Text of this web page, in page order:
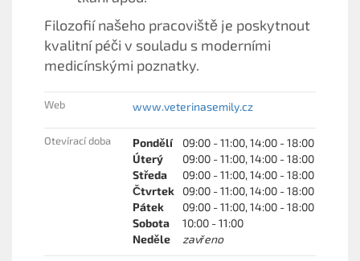
Filozofií našeho pracoviště je poskytnout
kvalitní péči v souladu s moderními
medicínskými poznatky.
Web www.veterinasemily.cz
Otevírací doba Pondělí
09:00 - 11:00, 14:00 - 18:00
Úterý
09:00 - 11:00, 14:00 - 18:00
Středa
09:00 - 11:00, 14:00 - 18:00
Čtvrtek
09:00 - 11:00, 14:00 - 18:00
Pátek
09:00 - 11:00, 14:00 - 18:00
Sobota
10:00 - 11:00
Neděle
zavřeno